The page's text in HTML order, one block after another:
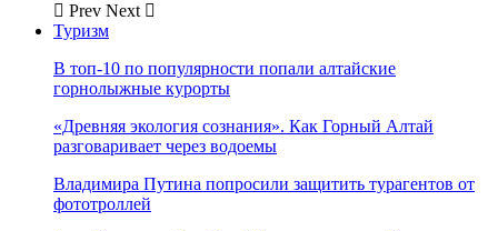
Prev Next
Туризм
В топ-10 по популярности попали алтайские
горнолыжные курорты
«Древняя экология сознания». Как Горный Алтай
разговаривает через водоемы
Владимира Путина попросили защитить турагентов от
фототроллей